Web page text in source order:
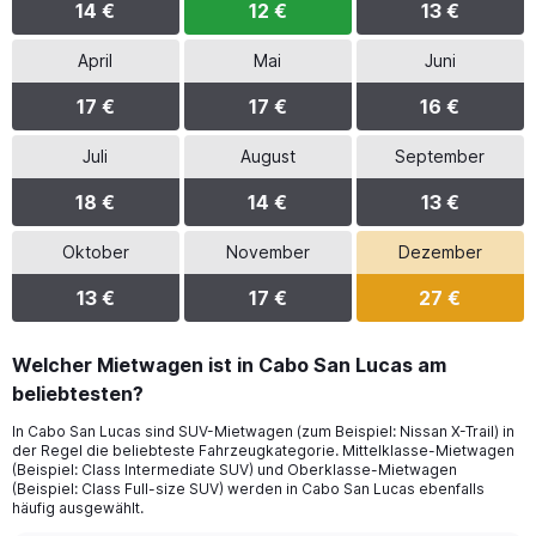
14 € 12 € 13 €
April
17 €
Mai
17 €
Juni
16 €
Juli
18 €
August
14 €
September
13 €
Oktober
13 €
November
17 €
Dezember
27 €
Welcher Mietwagen ist in Cabo San Lucas am
beliebtesten?
In Cabo San Lucas sind SUV-Mietwagen (zum Beispiel: Nissan X-Trail) in
der Regel die beliebteste Fahrzeugkategorie. Mittelklasse-Mietwagen
(Beispiel: Class Intermediate SUV) und Oberklasse-Mietwagen
(Beispiel: Class Full-size SUV) werden in Cabo San Lucas ebenfalls
häufig ausgewählt.